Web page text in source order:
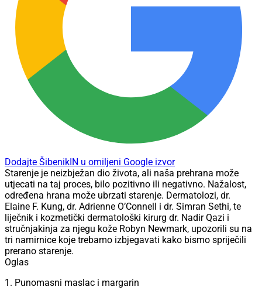
Dodajte ŠibenikIN u omiljeni Google izvor
Starenje je neizbježan dio života, ali naša prehrana može
utjecati na taj proces, bilo pozitivno ili negativno. Nažalost,
određena hrana može ubrzati starenje. Dermatolozi, dr.
Elaine F. Kung, dr. Adrienne O’Connell i dr. Simran Sethi, te
liječnik i kozmetički dermatološki kirurg dr. Nadir Qazi i
stručnjakinja za njegu kože Robyn Newmark, upozorili su na
tri namirnice koje trebamo izbjegavati kako bismo spriječili
prerano starenje.
Oglas
1. Punomasni maslac i margarin